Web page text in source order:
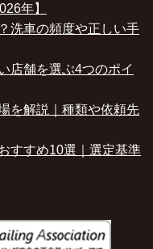
年】
洗車の頻度や正しい手
店舗を選ぶ4つのポイ
を解説｜種類や依頼先
すすめ10選｜選定基準